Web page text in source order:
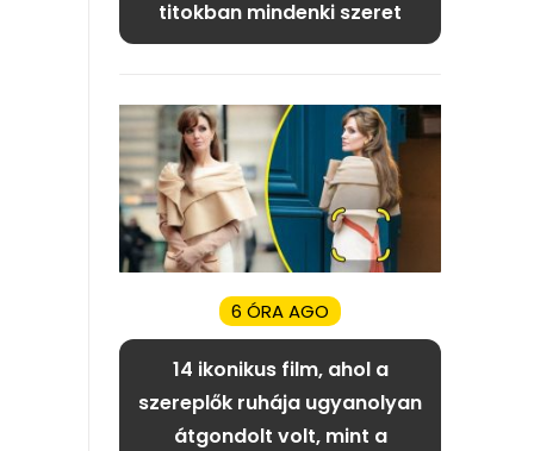
titokban mindenki szeret
6 ÓRA AGO
14 ikonikus film, ahol a
szereplők ruhája ugyanolyan
átgondolt volt, mint a